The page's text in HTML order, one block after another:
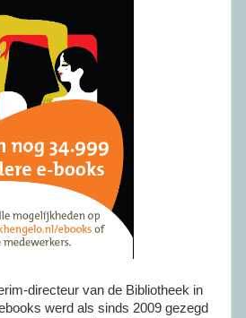
directeur van de Bibliotheek in
werd als sinds 2009 gezegd